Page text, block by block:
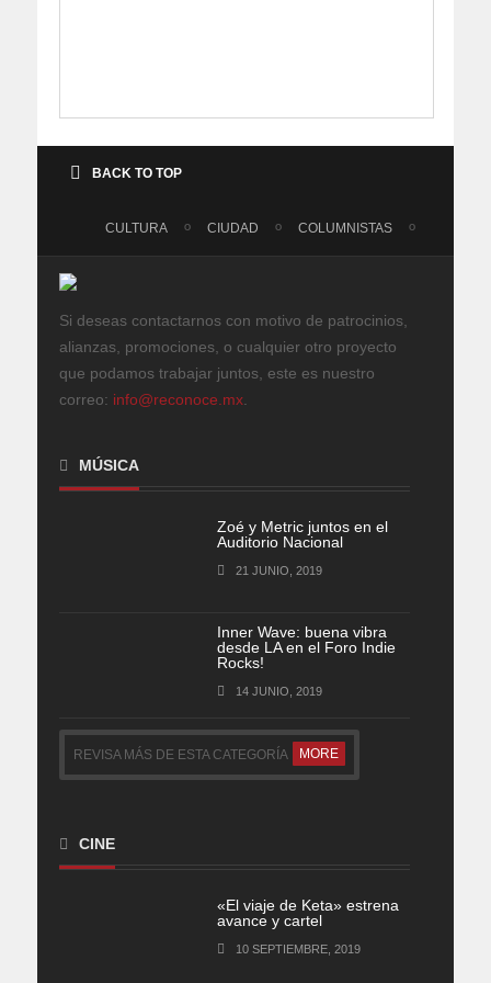
BACK TO TOP
CULTURA CIUDAD COLUMNISTAS
Si deseas contactarnos con motivo de patrocinios,
alianzas, promociones, o cualquier otro proyecto
que podamos trabajar juntos, este es nuestro
correo: info@reconoce.mx
MÚSICA
Zoé y Metric juntos en el
Auditorio Nacional
21 JUNIO, 2019
Inner Wave: buena vibra
desde LA en el Foro Indie
Rocks!
14 JUNIO, 2019
REVISA MÁS DE ESTA CATEGORÍA MORE
CINE
«El viaje de Keta» estrena
avance y cartel
10 SEPTIEMBRE, 2019